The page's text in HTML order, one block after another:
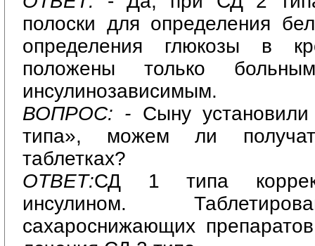
полоски для определения
определения глюкозы в
положены только
инсулинозависимым.
ВОПРОС: - Сыну
типа», можем ли
таблетках?
ОТВЕТ:СД 1 типа
инсулином.
сахароснижающих